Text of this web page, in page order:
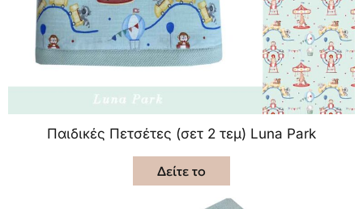
Παιδικές Πετσέτες (σετ 2 τεμ) Luna Park
Δείτε το